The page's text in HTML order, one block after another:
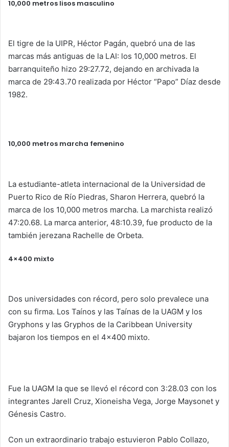
10,000 metros lisos masculino
El tigre de la UIPR, Héctor Pagán, quebró una de las
marcas más antiguas de la LAI: los 10,000 metros. El
barranquiteño hizo 29:27.72, dejando en archivada la
marca de 29:43.70 realizada por Héctor “Papo” Díaz desde
1982.
10,000 metros marcha femenino
La estudiante-atleta internacional de la Universidad de
Puerto Rico de Río Piedras, Sharon Herrera, quebró la
marca de los 10,000 metros marcha. La marchista realizó
47:20.68. La marca anterior, 48:10.39, fue producto de la
también jerezana Rachelle de Orbeta.
4×400 mixto
Dos universidades con récord, pero solo prevalece una
con su firma. Los Taínos y las Taínas de la UAGM y los
Gryphons y las Gryphos de la Caribbean University
bajaron los tiempos en el 4×400 mixto.
Fue la UAGM la que se llevó el récord con 3:28.03 con los
integrantes Jarell Cruz, Xioneisha Vega, Jorge Maysonet y
Génesis Castro.
Con un extraordinario trabajo estuvieron Pablo Collazo,